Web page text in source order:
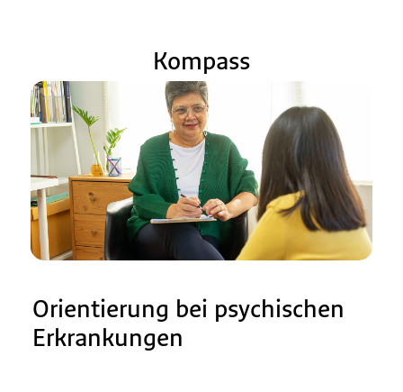
Kompass
Orientierung bei psychischen
Erkrankungen